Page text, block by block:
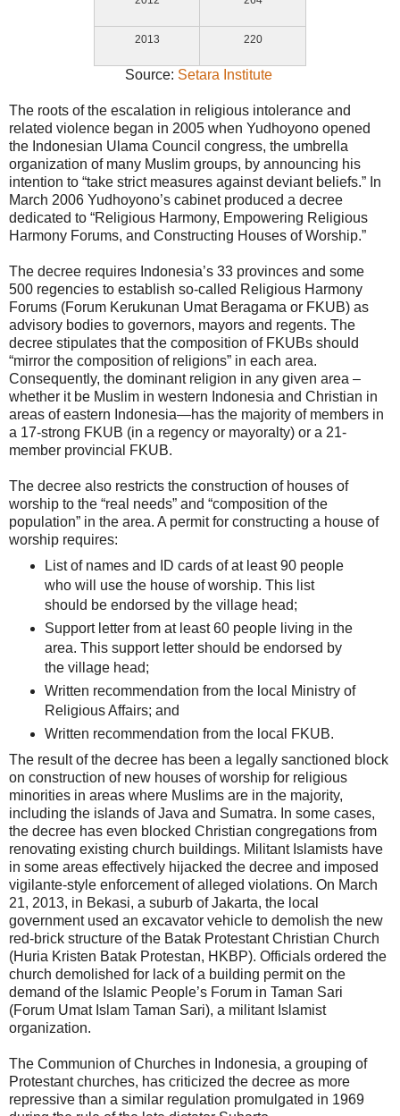
2013 220
Source: Setara Institute
The roots of the escalation in religious intolerance and
related violence began in 2005 when Yudhoyono opened
the Indonesian Ulama Council congress, the umbrella
organization of many Muslim groups, by announcing his
intention to “take strict measures against deviant beliefs.” In
March 2006 Yudhoyono’s cabinet produced a decree
dedicated to “Religious Harmony, Empowering Religious
Harmony Forums, and Constructing Houses of Worship.”
The decree requires Indonesia’s 33 provinces and some
500 regencies to establish so-called Religious Harmony
Forums (Forum Kerukunan Umat Beragama or FKUB) as
advisory bodies to governors, mayors and regents. The
decree stipulates that the composition of FKUBs should
“mirror the composition of religions” in each area.
Consequently, the dominant religion in any given area –
whether it be Muslim in western Indonesia and Christian in
areas of eastern Indonesia—has the majority of members in
a 17-strong FKUB (in a regency or mayoralty) or a 21-
member provincial FKUB.
The decree also restricts the construction of houses of
worship to the “real needs” and “composition of the
population” in the area. A permit for constructing a house of
worship requires:
List of names and ID cards of at least 90 people
who will use the house of worship. This list
should be endorsed by the village head;
Support letter from at least 60 people living in the
area. This support letter should be endorsed by
the village head;
Written recommendation from the local Ministry of
Religious Affairs; and
Written recommendation from the local FKUB.
The result of the decree has been a legally sanctioned block
on construction of new houses of worship for religious
minorities in areas where Muslims are in the majority,
including the islands of Java and Sumatra. In some cases,
the decree has even blocked Christian congregations from
renovating existing church buildings. Militant Islamists have
in some areas effectively hijacked the decree and imposed
vigilante-style enforcement of alleged violations. On March
21, 2013, in Bekasi, a suburb of Jakarta, the local
government used an excavator vehicle to demolish the new
red-brick structure of the Batak Protestant Christian Church
(Huria Kristen Batak Protestan, HKBP). Officials ordered the
church demolished for lack of a building permit on the
demand of the Islamic People’s Forum in Taman Sari
(Forum Umat Islam Taman Sari), a militant Islamist
organization.
The Communion of Churches in Indonesia, a grouping of
Protestant churches, has criticized the decree as more
repressive than a similar regulation promulgated in 1969